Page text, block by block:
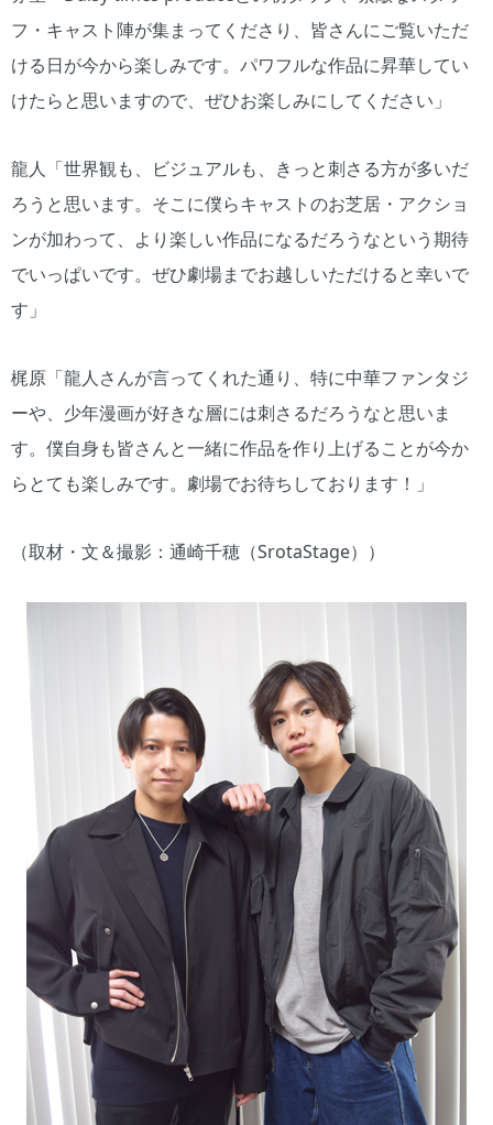
フ・キャスト陣が集まってくださり、皆さんにご覧いただ
ける日が今から楽しみです。パワフルな作品に昇華してい
けたらと思いますので、ぜひお楽しみにしてください」
龍人「世界観も、ビジュアルも、きっと刺さる方が多いだ
ろうと思います。そこに僕らキャストのお芝居・アクショ
ンが加わって、より楽しい作品になるだろうなという期待
でいっぱいです。ぜひ劇場までお越しいただけると幸いで
す」
梶原「龍人さんが言ってくれた通り、特に中華ファンタジ
ーや、少年漫画が好きな層には刺さるだろうなと思いま
す。僕自身も皆さんと一緒に作品を作り上げることが今か
らとても楽しみです。劇場でお待ちしております！」
（取材・文＆撮影：通崎千穂（SrotaStage））